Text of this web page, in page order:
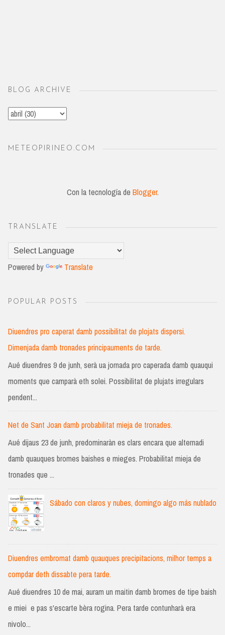
BLOG ARCHIVE
METEOPIRINEO.COM
Con la tecnología de Blogger.
TRANSLATE
Powered by Translate
POPULAR POSTS
Diuendres pro caperat damb possibilitat de plojats dispersi.
Dimenjada damb tronades principauments de tarde.
Aué diuendres 9 de junh, serà ua jornada pro caperada damb quauqui
moments que camparà eth solei. Possibilitat de plujats irregulars
pendent...
Net de Sant Joan damb probabilitat mieja de tronades.
Aué dijaus 23 de junh, predominaràn es clars encara que alternadi
damb quauques bromes baishes e mieges. Probabilitat mieja de
tronades que ...
Sábado con claros y nubes, domingo algo más nublado
Diuendres embromat damb quauques precipitacions, milhor temps a
compdar deth dissabte pera tarde.
Aué diuendres 10 de mai, auram un maitin damb bromes de tipe baish
e miei e pas s'escarte bèra rogina. Pera tarde contunharà era
nivolo...